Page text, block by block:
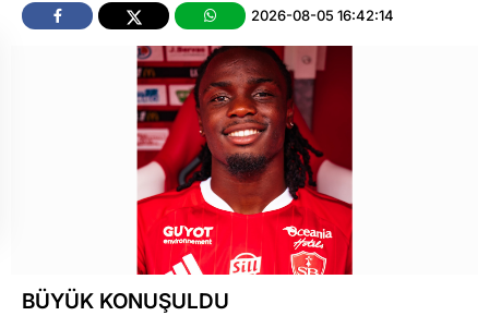
2026-08-05 16:42:14
BÜYÜK KONUŞULDU